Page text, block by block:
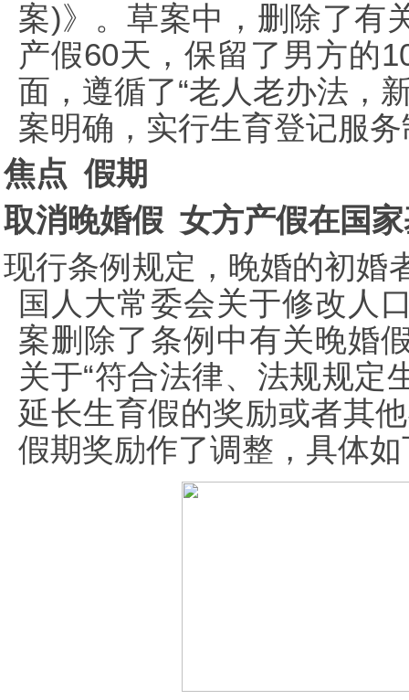
案)》。草案中，删除了有
产假60天，保留了男方的
面，遵循了“老人老办法，
案明确，实行生育登记服
焦点 假期
取消晚婚假 女方产假在国
现行条例规定，晚婚的初婚
国人大常委会关于修改人
案删除了条例中有关晚婚
关于“符合法律、法规规定
延长生育假的奖励或者其
假期奖励作了调整，具体